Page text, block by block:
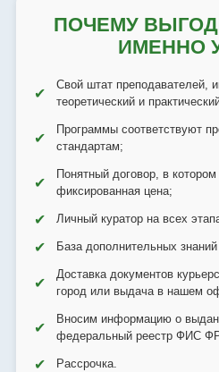
ПОЧЕМУ
ИМЕННО
✔
Свой штат преподавателей,
теоретический и
✔
Программы соответствуют
стандартам;
✔
Понятный договор, в
фиксированная цена;
✔ Личный куратор на всех
✔ База дополнительных
✔
Доставка документов
город или выдача в нашем
✔
Вносим информацию о
федеральный реестр ФИС
✔ Рассрочка.